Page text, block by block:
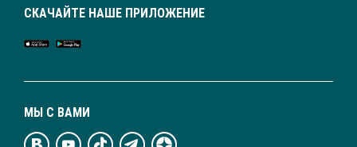
МЫ С ВАМИ
СКАЧАЙТЕ НАШЕ ПРИЛОЖЕНИЕ